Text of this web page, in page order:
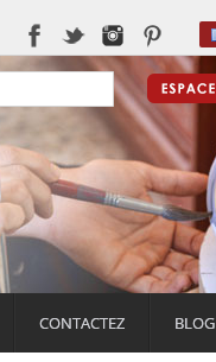
CONTACTEZ BLOG